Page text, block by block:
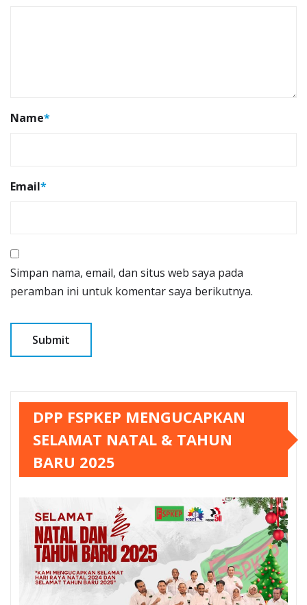
Name*
Email*
Simpan nama, email, dan situs web saya pada
peramban ini untuk komentar saya berikutnya.
DPP FSPKEP MENGUCAPKAN
SELAMAT NATAL & TAHUN
BARU 2025